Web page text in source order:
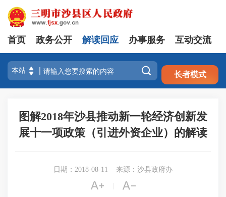
注册 登录
首页 政务公开 解读回应 办事服务 互动交流
 长者模式
图解2018年沙县推动新一轮经济创新发
展十一项政策（引进外资企业）的解读
日期：2018-08-11 来源：沙县政府办
 